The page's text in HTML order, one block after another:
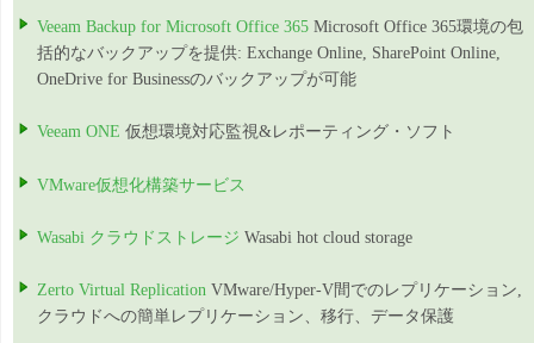
Veeam Backup for Microsoft Office 365 Microsoft Office 365環境の包
括的なバックアップを提供: Exchange Online, SharePoint Online,
OneDrive for Businessのバックアップが可能
Veeam ONE 仮想環境対応監視&レポーティング・ソフト
VMware仮想化構築サービス
Wasabi クラウドストレージ Wasabi hot cloud storage
Zerto Virtual Replication VMware/Hyper-V間でのレプリケーション,
クラウドへの簡単レプリケーション、移行、データ保護